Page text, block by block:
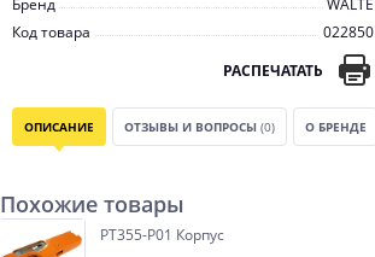
Бренд
WALTE
Код товара
022850
РАСПЕЧАТАТЬ
ОПИСАНИЕ ОТЗЫВЫ И ВОПРОСЫ (0) О БРЕНДЕ
Похожие товары
PT355-P01 Корпус